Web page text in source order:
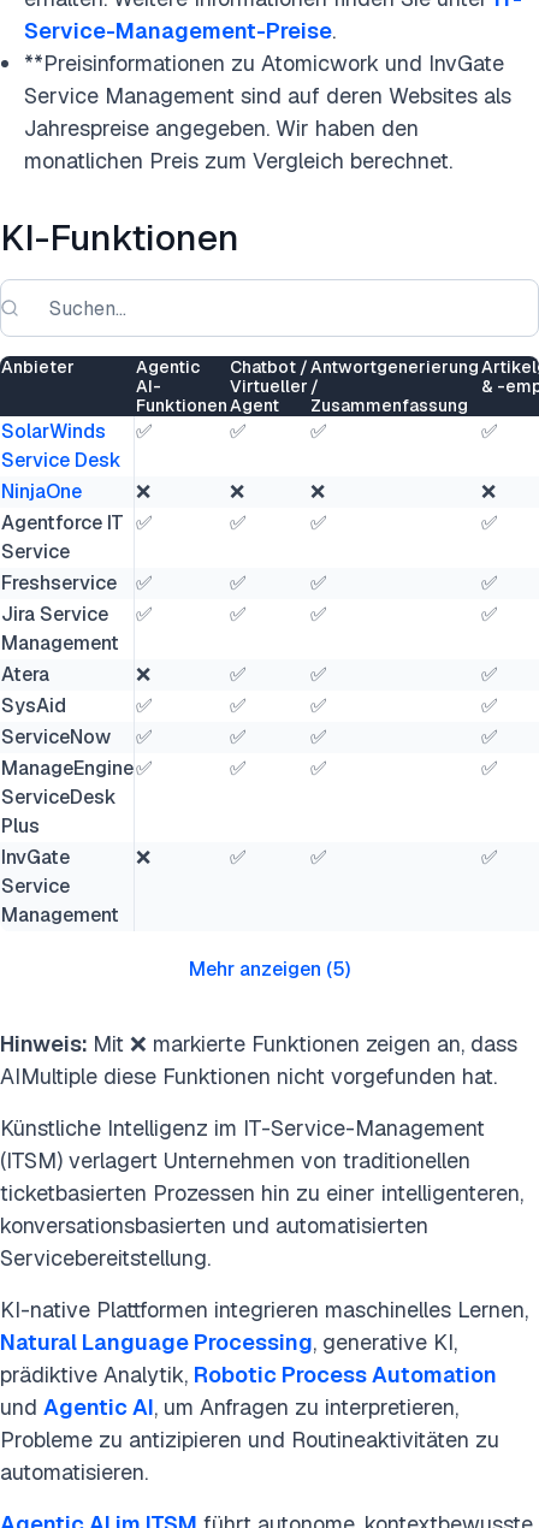
Service-Management-Preise.
**Preisinformationen zu Atomicwork und InvGate
Service Management sind auf deren Websites als
Jahrespreise angegeben. Wir haben den
monatlichen Preis zum Vergleich berechnet.
KI-Funktionen
Anbieter
Agentic
AI-
Funktionen
Chatbot /
Virtueller
Agent
Antwortgenerierung
/
Zusammenfassung
& -
SolarWinds
Service Desk
✅ ✅ ✅ ✅
NinjaOne ❌ ❌ ❌
❌
Agentforce IT
Service
✅ ✅ ✅ ✅
Freshservice ✅ ✅ ✅
✅
Jira Service
Management
✅ ✅ ✅ ✅
Atera ❌ ✅ ✅
✅
SysAid
✅ ✅ ✅
✅
ServiceNow
✅ ✅ ✅
✅
ManageEngine
ServiceDesk
Plus
✅ ✅ ✅ ✅
InvGate
Service
Management
❌ ✅ ✅ ✅
Mehr anzeigen (5)
Hinweis: Mit ❌ markierte Funktionen zeigen an, dass
AIMultiple diese Funktionen nicht vorgefunden hat.
Künstliche Intelligenz im IT-Service-Management
(ITSM) verlagert Unternehmen von traditionellen
ticketbasierten Prozessen hin zu einer intelligenteren,
konversationsbasierten und automatisierten
Servicebereitstellung.
KI-native Plattformen integrieren maschinelles Lernen,
Natural Language Processing, generative KI,
prädiktive Analytik, Robotic Process Automation
und Agentic AI, um Anfragen zu interpretieren,
Probleme zu antizipieren und Routineaktivitäten zu
automatisieren.